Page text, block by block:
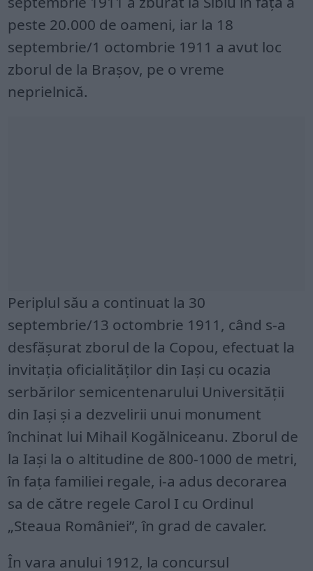
peste 20.000 de oameni, iar la 18
septembrie/1 octombrie 1911 a avut loc
zborul de la Braşov, pe o vreme
neprielnică.
Periplul său a continuat la 30
septembrie/13 octombrie 1911, când s-a
desfășurat zborul de la Copou, efectuat la
invitaţia oficialităţilor din Iaşi cu ocazia
serbărilor semicentenarului Universităţii
din Iaşi şi a dezvelirii unui monument
închinat lui Mihail Kogălniceanu. Zborul de
la Iaşi la o altitudine de 800-1000 de metri,
în faţa familiei regale, i-a adus decorarea
sa de către regele Carol I cu Ordinul
„Steaua României”, în grad de cavaler.
În vara anului 1912, la concursul